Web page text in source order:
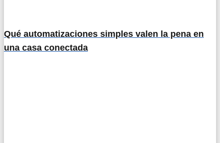
Qué automatizaciones simples valen la pena en
una casa conectada